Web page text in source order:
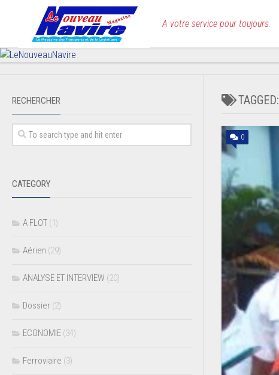
A votre service pour toujours.
TAGGED:
0
RECHERCHER
CATEGORY
A FLOT (1)
Aérien (29)
ANALYSE ET INTERVIEW (20)
Dossier (2)
ECONOMIE (34)
Ferroviaire (3)